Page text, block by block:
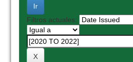
Filtros actuales: